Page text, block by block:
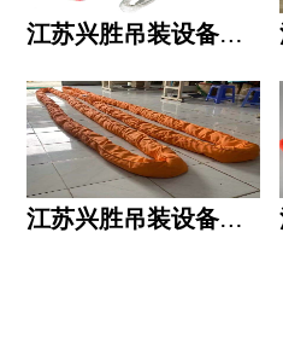
江苏兴胜吊装设备有限公司的用人标准
江苏兴胜吊装设备有限公司五大透明